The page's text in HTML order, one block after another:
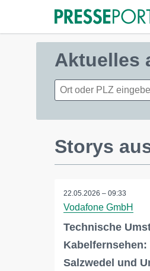
Aktuelles
Storys
22.05.2026 – 09:33
Vodafone GmbH
Technische
Salzwedel und